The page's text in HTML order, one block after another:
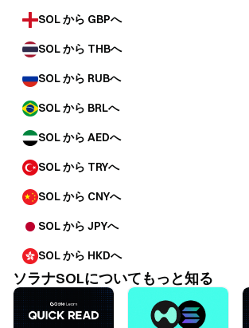
SOL から GBPへ
SOL から THBへ
SOL から RUBへ
SOL から BRLへ
SOL から AEDへ
SOL から TRYへ
SOL から CNYへ
SOL から JPYへ
SOL から HKDへ
ソラナSOLについてもっと知る